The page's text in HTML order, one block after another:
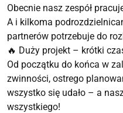
Obecnie nasz zespół
A i kilkoma
partnerów potrzebuje do
🔥 Duży projekt – krótki
Od początku do końca w
zwinności, ostrego
wszystko się udało – a
wszystkiego!